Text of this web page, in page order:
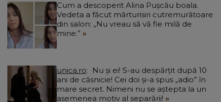
Cum a descoperit Alina Pușcău boala.
Vedeta a făcut mărturisiri cutremurătoare
din salon: „Nu vreau să vă fie milă de
mine.”
unica.ro
ani de căsnicie! Cei doi și-a spus „adio” în
mare secret. Nimeni nu se aștepta la un
asemenea motiv al separării!